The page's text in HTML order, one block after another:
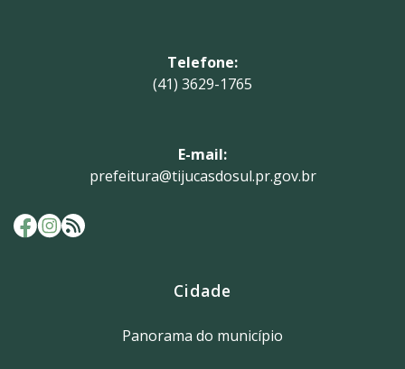
Telefone:
(41) 3629-1765
E-mail:
prefeitura@tijucasdosul.pr.gov.br
Cidade
Panorama do município